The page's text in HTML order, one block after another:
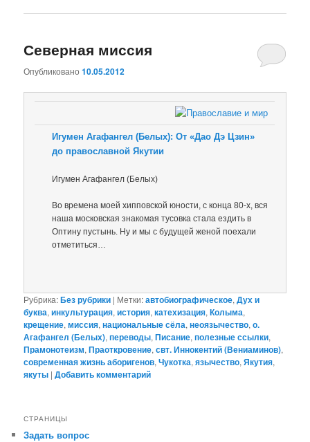
Северная миссия
Опубликовано10.05.2012
Игумен Агафангел (Белых): От «Дао Дэ Цзин»
до православной Якутии
Игумен Агафангел (Белых)
Во времена моей хипповской юности, с конца 80-х, вся
наша московская знакомая тусовка стала ездить в
Оптину пустынь. Ну и мы с будущей женой поехали
отметиться…
Рубрика:Без рубрики | Метки:автобиографическое,Дух и
буква,инкультурация,история,катехизация,Колыма,
крещение,миссия,национальные сёла,неоязычество,о.
Агафангел (Белых),переводы,Писание,полезные ссылки,
Прамонотеизм,Праоткровение,свт. Иннокентий (Вениаминов),
современная жизнь аборигенов,Чукотка,язычество,Якутия,
якуты |Добавить комментарий
СТРАНИЦЫ
Задать вопрос